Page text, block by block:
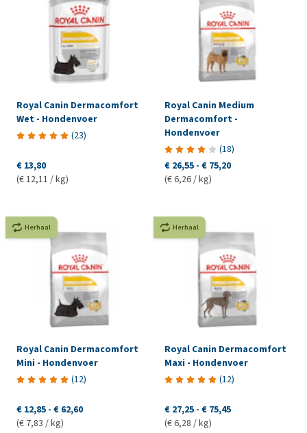
Royal Canin Dermacomfort
Wet - Hondenvoer
(23)
€ 13,80
(€ 12,11 / kg)
Royal Canin Medium
Dermacomfort -
Hondenvoer
(18)
€ 26,55 - € 75,20
(€ 6,26 / kg)
Herhaal
Royal Canin Dermacomfort
Mini - Hondenvoer
(12)
€ 12,85 - € 62,60
(€ 7,83 / kg)
Herhaal
Royal Canin Dermacomfort
Maxi - Hondenvoer
(12)
€ 27,25 - € 75,45
(€ 6,28 / kg)